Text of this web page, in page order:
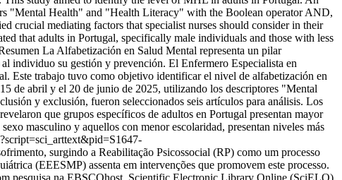
"Mental Health" and "Health Literacy" with the Boolean operator AND,
crucial mediating factors that specialist nurses should consider in their
that adults in Portugal, specifically male individuals and those with less
La Alfabetización en Salud Mental representa un pilar
individuo su gestión y prevención. El Enfermero Especialista en
Este trabajo tuvo como objetivo identificar el nivel de alfabetización en
de abril y el 20 de junio de 2025, utilizando los descriptores "Mental
y exclusión, fueron seleccionados seis artículos para análisis. Los
que grupos específicos de adultos en Portugal presentan mayor
masculino y aquellos con menor escolaridad, presentan niveles más
surgindo a Reabilitação Psicossocial (RP) como um processo
(EEESMP) assenta em intervenções que promovem este processo.
pesquisa na EBSCOhost, Scientific Electronic Library Online (SciELO)